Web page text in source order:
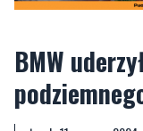
wtorek, 11 czerwca